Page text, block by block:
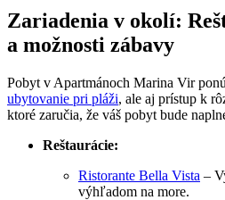
Zariadenia v okolí:
a možnosti zábavy
Pobyt v Apartmánoch Marina Vir
ubytovanie pri pláži, ale aj prístup k
ktoré zaručia, že váš pobyt bude
Reštaurácie:
Ristorante Bella Vista –
výhľadom na more.